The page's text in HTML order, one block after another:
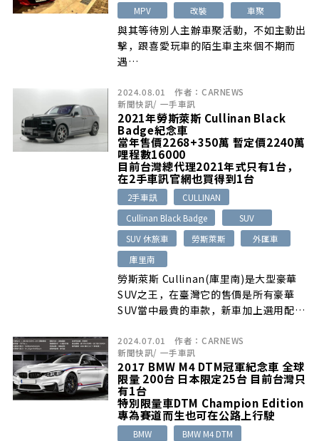
MPV 改裝 車聚
與其等待別人主辦車聚活動，不如主動出
擊，跟喜愛玩車的陌生車主來個不期而
遇…
2024.08.01 作者： CARNEWS
新聞快訊/ 一手車訊
2021年勞斯萊斯 Cullinan Black
Badge紀念車
當年售價2268+350萬 暫定價2240萬
哩程數16000
目前台灣總代理2021年式只有1台，
在2手車訊官網也買得到1台
2手車訊
CULLINAN
Cullinan Black Badge
SUV
SUV 休旅車
勞斯萊斯
外匯車
庫里南
勞斯萊斯 Cullinan(庫里南)是大型豪華
SUV之王，在臺灣它的售價是所有豪華
SUV當中最貴的車款，新車加上選用配備
2024.07.01 作者： CARNEWS
新聞快訊/ 一手車訊
2017 BMW M4 DTM冠軍紀念車 全球
限量 200台 日本限定25台 目前台灣只
有1台
特別限量車DTM Champion Edition
專為賽道而生也可在公路上行駛
BMW
BMW M4 DTM